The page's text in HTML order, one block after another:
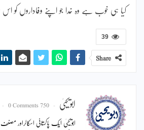
کیا ہی خوب ہے وہ خدا جو اپنے وفاداروں کو اس
39
Share
ابویحییٰ 750 Posts
0 Comments
ابویحییٰ ایک پاکستانی اسکالراور